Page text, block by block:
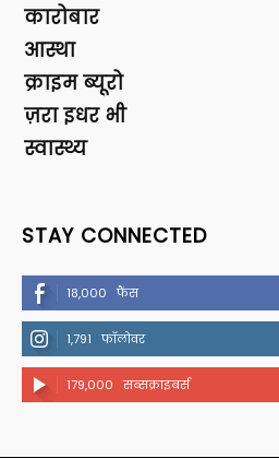
कारोबार
आस्था
क्राइम ब्यूरो
ज़रा इधर भी
स्वास्थ्य
STAY CONNECTED
18,000 फैंस
1,791 फॉलोवर
179,000 सब्सक्राइबर्स